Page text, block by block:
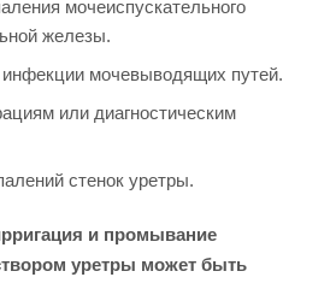
мочеиспускательного
железы.
мочевыводящих путей.
или диагностическим
стенок уретры.
и промывание
уретры может быть